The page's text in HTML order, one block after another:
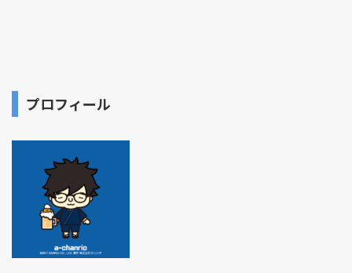
プロフィール